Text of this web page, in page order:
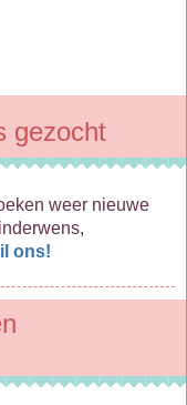
gezocht
weer nieuwe
ons!